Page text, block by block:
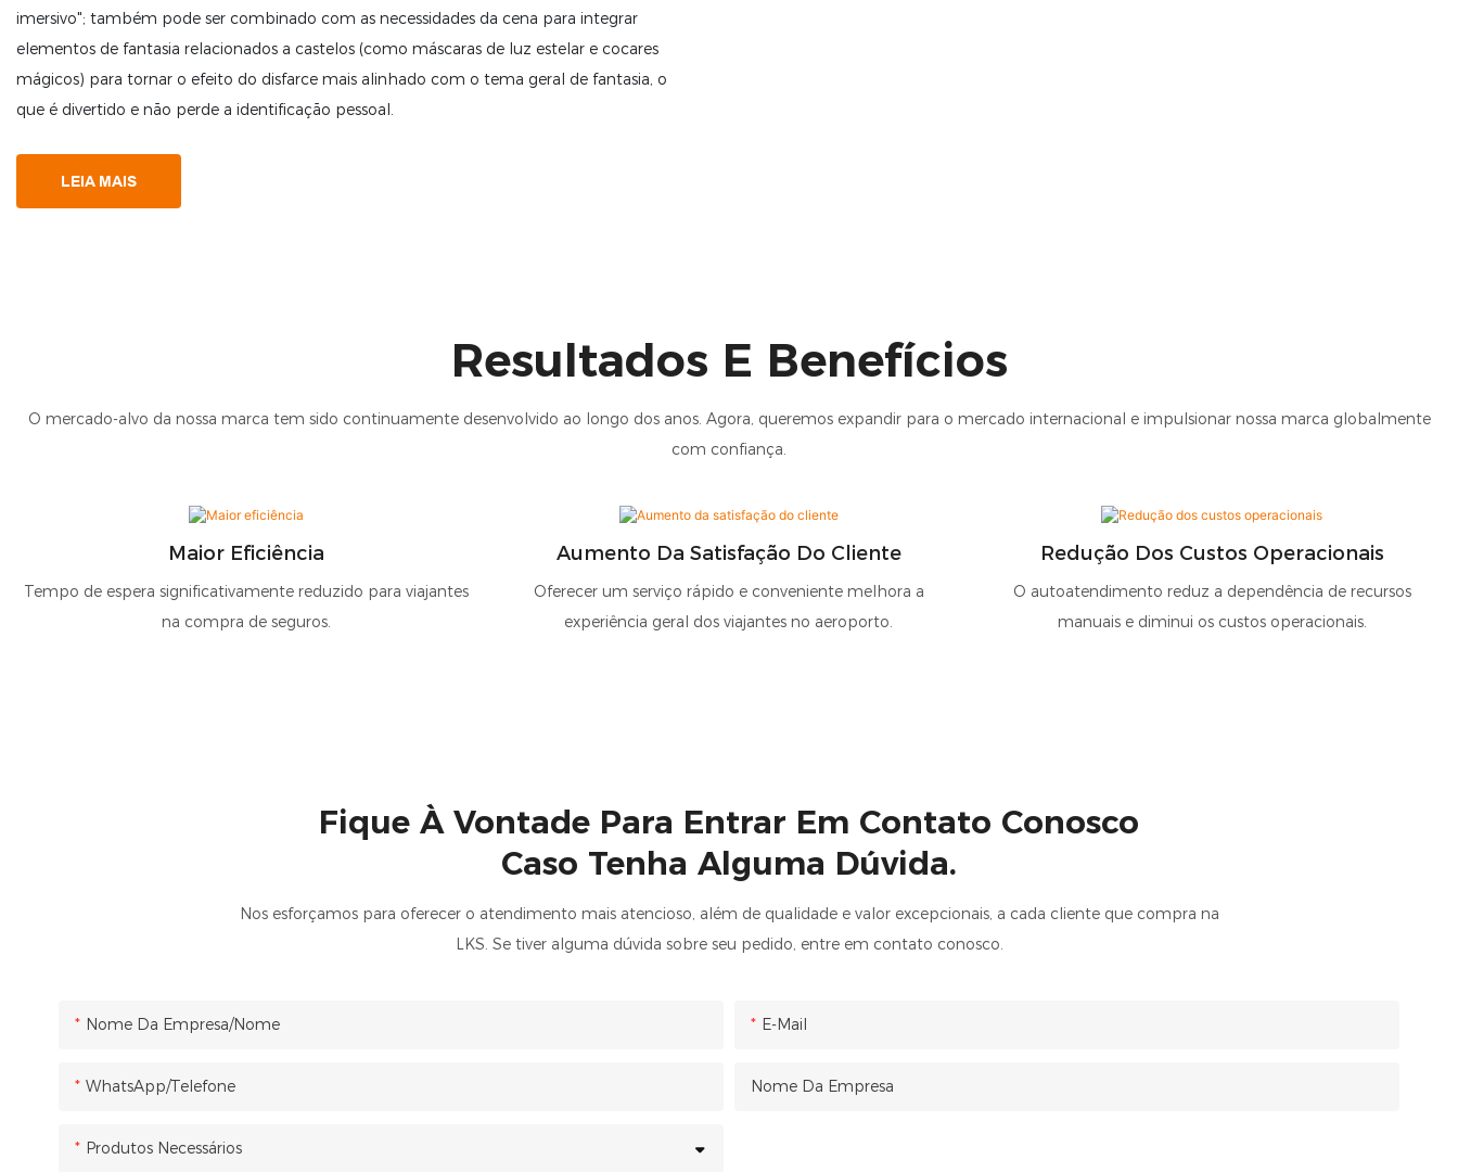
imersivo"; também pode ser combinado com as necessidades da cena para integrar
elementos de fantasia relacionados a castelos (como máscaras de luz estelar e cocares
mágicos) para tornar o efeito do disfarce mais alinhado com o tema geral de fantasia, o
que é divertido e não perde a identificação pessoal.
LEIA MAIS
Resultados E Benefícios
O mercado-alvo da nossa marca tem sido continuamente desenvolvido ao longo dos anos. Agora, queremos expandir para o mercado internacional e impulsionar nossa marca globalmente
com confiança.
Maior Eficiência
Tempo de espera significativamente reduzido para viajantes
na compra de seguros.
Aumento Da Satisfação Do Cliente
Oferecer um serviço rápido e conveniente melhora a
experiência geral dos viajantes no aeroporto.
Redução Dos Custos Operacionais
O autoatendimento reduz a dependência de recursos
manuais e diminui os custos operacionais.
Fique À Vontade Para Entrar Em Contato Conosco
Caso Tenha Alguma Dúvida.
Nos esforçamos para oferecer o atendimento mais atencioso, além de qualidade e valor excepcionais, a cada cliente que compra na
LKS. Se tiver alguma dúvida sobre seu pedido, entre em contato conosco.
Nome Da Empresa/Nome E-Mail
WhatsApp/Telefone Nome Da Empresa
Produtos Necessários